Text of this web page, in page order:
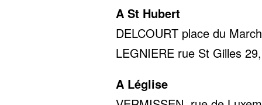
A St Hubert
DELCOURT place du
LEGNIERE rue St Gilles
A Léglise